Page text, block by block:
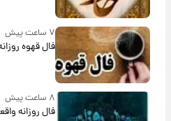
۷ ساعت پیش
فال قهوه روزانه یکشنبه ۱۸ مرداد ماه ۱۴۰۵
۸ ساعت پیش
فال روزانه واقعی یکشنبه ۱۸ مرداد ۱۴۰۵